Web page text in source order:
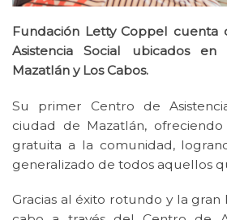
Fundación Letty Coppel cuenta
Asistencia Social ubicados
Mazatlán y Los Cabos.
Su primer Centro de
ciudad de Mazatlán,
gratuita a la comunidad,
generalizado de todos aquellos
Gracias al éxito rotundo y la